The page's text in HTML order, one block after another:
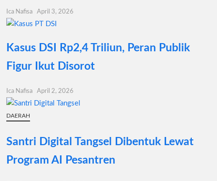
Ica Nafisa April 3, 2026
Kasus DSI Rp2,4 Triliun, Peran Publik
Figur Ikut Disorot
Ica Nafisa April 2, 2026
DAERAH
Santri Digital Tangsel Dibentuk Lewat
Program AI Pesantren